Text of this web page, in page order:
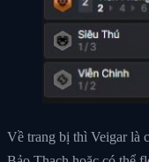
Về trang bị thì Veigar là